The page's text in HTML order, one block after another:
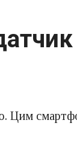
Цим